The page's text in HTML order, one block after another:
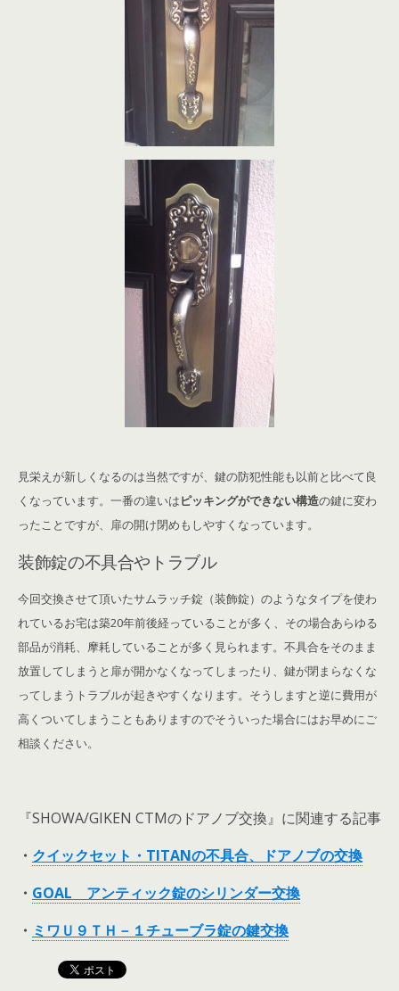
見栄えが新しくなるのは当然ですが、鍵の防犯性能も以前と比べて良
くなっています。一番の違いはピッキングができない構造の鍵に変わ
ったことですが、扉の開け閉めもしやすくなっています。
装飾錠の不具合やトラブル
今回交換させて頂いたサムラッチ錠（装飾錠）のようなタイプを使わ
れているお宅は築20年前後経っていることが多く、その場合あらゆる
部品が消耗、摩耗していることが多く見られます。不具合をそのまま
放置してしまうと扉が開かなくなってしまったり、鍵が閉まらなくな
ってしまうトラブルが起きやすくなります。そうしますと逆に費用が
高くついてしまうこともありますのでそういった場合にはお早めにご
相談ください。
『SHOWA/GIKEN CTMのドアノブ交換』に関連する記事
・ クイックセット・TITANの不具合、ドアノブの交換
・ GOAL アンティック錠のシリンダー交換
・ ミワＵ９ＴＨ－１チューブラ錠の鍵交換